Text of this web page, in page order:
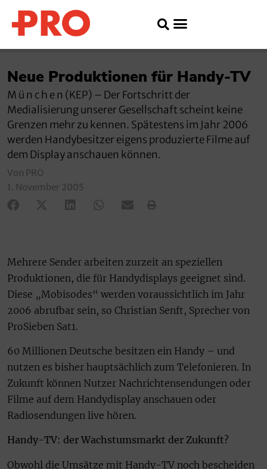
Neue Produktionen für Handy-TV
M ü n c h e n (KEP) – Der Fortschritt der
Medialisierung unserer Gesellschaft scheint keine
Grenzen mehr zu kennen. Spätestens im Jahr 2006
werden Handybesitzer eigens produzierte Filme auf
dem Display anschauen können.
Von PRO
1. November 2005
Mehrere Sender arbeiten zurzeit an speziellen
Produktionen, die für Handydisplays geeignet sind.
Diese „Mobisodes“ werden voraussichtlich im Jahr
2006 abrufbar sein, so Christian Senft, Sprecher von
ProSieben Sat1.
60 Millionen Deutsche besitzen ein Handy – und
nutzen es bisher hauptsächlich zum Telefonieren. In
Zukunft können Nutzer Nachrichtensendungen oder
Filme auf dem Handydisplay anschauen oder
Radiosendungen live hören.
Handy-TV: der Wachstumsmarkt der Zukunft?
Obwohl die Umsätze mit Handy-TV noch bescheiden